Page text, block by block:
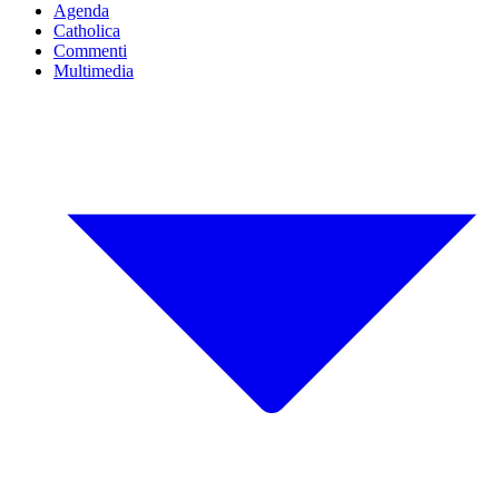
Agenda
Catholica
Commenti
Multimedia